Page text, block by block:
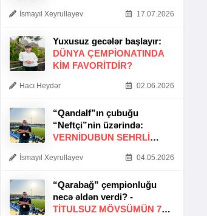
İsmayıl Xeyrullayev 17.07.2026
Yuxusuz gecələr başlayır:
DÜNYA ÇEMPIONATINDA
KIM FAVORITDIR?
Hacı Heydər 02.06.2026
“Qandalf”ın çubuğu
“Neftçi”nin üzərində:
VERNİDUBUN SEHRLİ
İsmayıl Xeyrullayev 04.05.2026
“Qarabağ” çempionluğu
necə əldən verdi? -
TITULSUZ MÖVSÜMÜN 7